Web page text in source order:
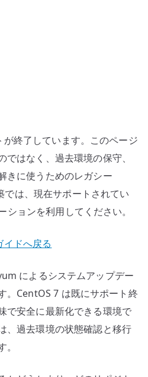
終了しています。このページ
はなく、過去環境の保守、
きに使うためのレガシー
は、現在サポートされてい
ョンを利用してください。
ドへ戻る
によるシステムアップデー
。CentOS 7 は既にサポート終
で安全に最新化できる環境で
、過去環境の状態確認と移行